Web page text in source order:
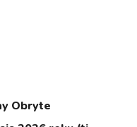
Obryte